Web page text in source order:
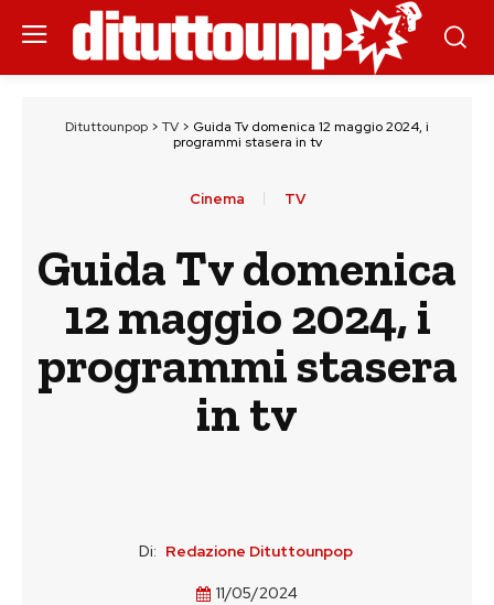
Dituttounpop > TV > Guida Tv domenica 12 maggio 2024, i
programmi stasera in tv
Cinema TV
Guida Tv domenica
12 maggio 2024, i
programmi stasera
in tv
Di: Redazione Dituttounpop
11/05/2024